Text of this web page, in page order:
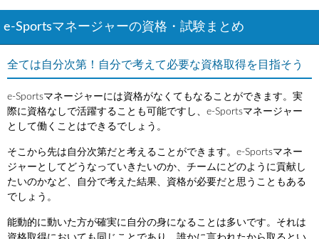
e-Sportsマネージャーの資格・試験まとめ
全ては自分次第！自分で考えて必要な資格取得を目指そう
e-Sportsマネージャーには資格がなくてもなることができます。実
際に資格なしで活躍することも可能ですし、e-Sportsマネージャー
として働くことはできるでしょう。
そこから先は自分次第だと考えることができます。e-Sportsマネー
ジャーとしてどうなっていきたいのか、チームにどのように貢献し
たいのかなど、自分で考えた結果、資格が必要だと思うこともある
でしょう。
能動的に動いた方が確実に自分の身になることは多いです。それは